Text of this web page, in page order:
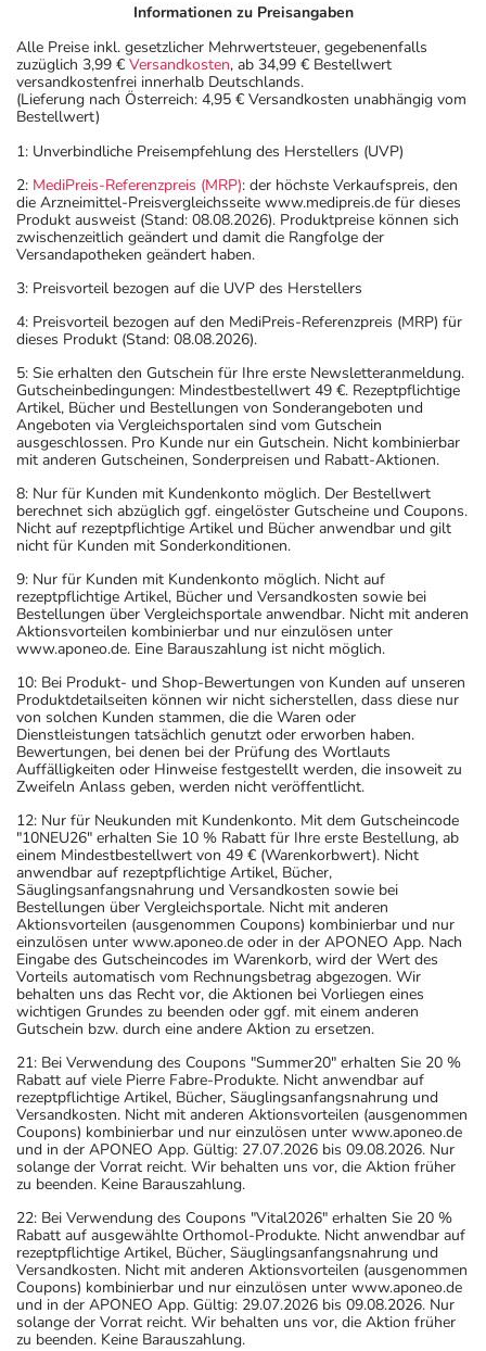
Informationen zu Preisangaben
Alle Preise inkl. gesetzlicher Mehrwertsteuer, gegebenenfalls
zuzüglich 3,99 € Versandkosten, ab 34,99 € Bestellwert
versandkostenfrei innerhalb Deutschlands.
(Lieferung nach Österreich: 4,95 € Versandkosten unabhängig vom
Bestellwert)
1: Unverbindliche Preisempfehlung des Herstellers (UVP)
2: MediPreis-Referenzpreis (MRP): der höchste Verkaufspreis, den
die Arzneimittel-Preisvergleichsseite www.medipreis.de für dieses
Produkt ausweist (Stand: 08.08.2026). Produktpreise können sich
zwischenzeitlich geändert und damit die Rangfolge der
Versandapotheken geändert haben.
3: Preisvorteil bezogen auf die UVP des Herstellers
4: Preisvorteil bezogen auf den MediPreis-Referenzpreis (MRP) für
dieses Produkt (Stand: 08.08.2026).
5: Sie erhalten den Gutschein für Ihre erste Newsletteranmeldung.
Gutscheinbedingungen: Mindestbestellwert 49 €. Rezeptpflichtige
Artikel, Bücher und Bestellungen von Sonderangeboten und
Angeboten via Vergleichsportalen sind vom Gutschein
ausgeschlossen. Pro Kunde nur ein Gutschein. Nicht kombinierbar
mit anderen Gutscheinen, Sonderpreisen und Rabatt-Aktionen.
8: Nur für Kunden mit Kundenkonto möglich. Der Bestellwert
berechnet sich abzüglich ggf. eingelöster Gutscheine und Coupons.
Nicht auf rezeptpflichtige Artikel und Bücher anwendbar und gilt
nicht für Kunden mit Sonderkonditionen.
9: Nur für Kunden mit Kundenkonto möglich. Nicht auf
rezeptpflichtige Artikel, Bücher und Versandkosten sowie bei
Bestellungen über Vergleichsportale anwendbar. Nicht mit anderen
Aktionsvorteilen kombinierbar und nur einzulösen unter
www.aponeo.de. Eine Barauszahlung ist nicht möglich.
10: Bei Produkt- und Shop-Bewertungen von Kunden auf unseren
Produktdetailseiten können wir nicht sicherstellen, dass diese nur
von solchen Kunden stammen, die die Waren oder
Dienstleistungen tatsächlich genutzt oder erworben haben.
Bewertungen, bei denen bei der Prüfung des Wortlauts
Auffälligkeiten oder Hinweise festgestellt werden, die insoweit zu
Zweifeln Anlass geben, werden nicht veröffentlicht.
12: Nur für Neukunden mit Kundenkonto. Mit dem Gutscheincode
"10NEU26" erhalten Sie 10 % Rabatt für Ihre erste Bestellung, ab
einem Mindestbestellwert von 49 € (Warenkorbwert). Nicht
anwendbar auf rezeptpflichtige Artikel, Bücher,
Säuglingsanfangsnahrung und Versandkosten sowie bei
Bestellungen über Vergleichsportale. Nicht mit anderen
Aktionsvorteilen (ausgenommen Coupons) kombinierbar und nur
einzulösen unter www.aponeo.de oder in der APONEO App. Nach
Eingabe des Gutscheincodes im Warenkorb, wird der Wert des
Vorteils automatisch vom Rechnungsbetrag abgezogen. Wir
behalten uns das Recht vor, die Aktionen bei Vorliegen eines
wichtigen Grundes zu beenden oder ggf. mit einem anderen
Gutschein bzw. durch eine andere Aktion zu ersetzen.
21: Bei Verwendung des Coupons "Summer20" erhalten Sie 20 %
Rabatt auf viele Pierre Fabre-Produkte. Nicht anwendbar auf
rezeptpflichtige Artikel, Bücher, Säuglingsanfangsnahrung und
Versandkosten. Nicht mit anderen Aktionsvorteilen (ausgenommen
Coupons) kombinierbar und nur einzulösen unter www.aponeo.de
und in der APONEO App. Gültig: 27.07.2026 bis 09.08.2026. Nur
solange der Vorrat reicht. Wir behalten uns vor, die Aktion früher
zu beenden. Keine Barauszahlung.
22: Bei Verwendung des Coupons "Vital2026" erhalten Sie 20 %
Rabatt auf ausgewählte Orthomol-Produkte. Nicht anwendbar auf
rezeptpflichtige Artikel, Bücher, Säuglingsanfangsnahrung und
Versandkosten. Nicht mit anderen Aktionsvorteilen (ausgenommen
Coupons) kombinierbar und nur einzulösen unter www.aponeo.de
und in der APONEO App. Gültig: 29.07.2026 bis 09.08.2026. Nur
solange der Vorrat reicht. Wir behalten uns vor, die Aktion früher
zu beenden. Keine Barauszahlung.